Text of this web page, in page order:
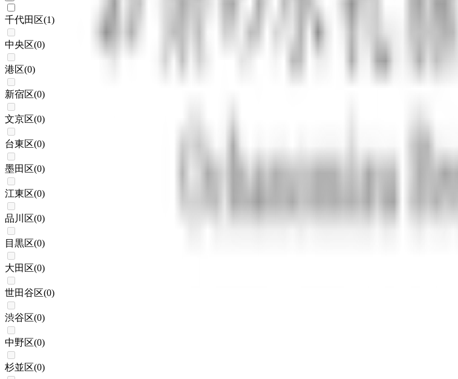
千代田区(1)
中央区(0)
港区(0)
新宿区(0)
文京区(0)
台東区(0)
墨田区(0)
江東区(0)
品川区(0)
目黒区(0)
大田区(0)
世田谷区(0)
渋谷区(0)
中野区(0)
杉並区(0)